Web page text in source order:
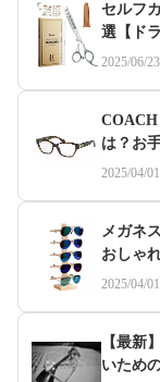
セルフ
選【ド
2025/06/23
COACH
は？お
2025/04/01
メガネ
おしゃ
2025/04/01
【最新
いため